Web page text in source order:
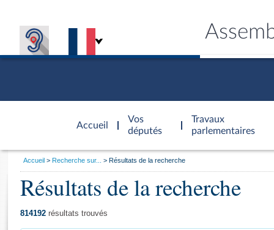
Accueil
d'accueil
Vos
députés
Travaux
parlementaires
Général
Vous
Accueil Recherche sur... Résultats de la recherche
Résultats de la recherche
814192 résultats trouvés